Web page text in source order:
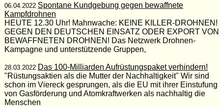
06.04.2022 Spontane Kundgebung gegen bewaffnete
Kampfdrohnen
HEUTE 12.30 Uhr! Mahnwache: KEINE KILLER-DROHNEN!
GEGEN DEN DEUTSCHEN EINSATZ ODER EXPORT VON
BEWAFFNETEN DROHNEN! Das Netzwerk Drohnen-
Kampagne und unterstützende Gruppen,
28.03.2022 Das 100-Milliarden Aufrüstungspaket verhindern!
"Rüstungsaktien als die Mutter der Nachhaltigkeit" Wir sind
schon im Viereck gesprungen, als die EU mit ihrer Einstufung
von Gasförderung und Atomkraftwerken als nachhaltig die
Menschen